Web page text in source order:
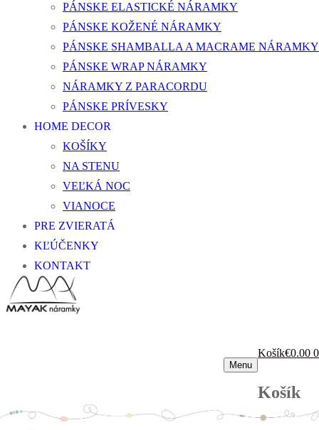
PÁNSKE ELASTICKÉ NÁRAMKY
PÁNSKE KOŽENÉ NÁRAMKY
PÁNSKE SHAMBALLA A MACRAME NÁRAMKY
PÁNSKE WRAP NÁRAMKY
NÁRAMKY Z PARACORDU
PÁNSKE PRÍVESKY
HOME DECOR
KOŠÍKY
NA STENU
VEĽKÁ NOC
VIANOCE
PRE ZVIERATÁ
KĽÚČENKY
KONTAKT
Menu
Košík€0.00 0
Košík